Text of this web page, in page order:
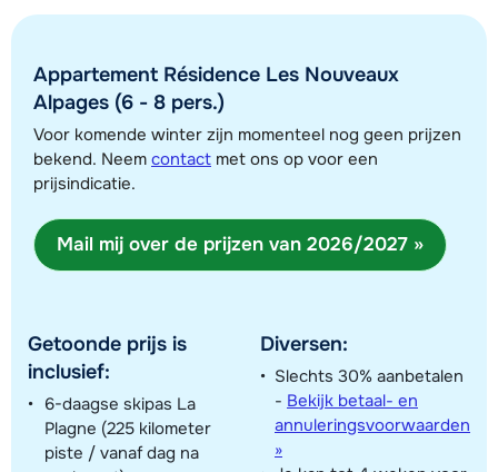
Toon alle accommodaties in dit gebied
Deze kaart geeft een indicatie van de ligging van onze accommodaties. De
Appartement Résidence Les Nouveaux
Alpages (6 - 8 pers.)
Voor komende winter zijn momenteel nog geen prijzen
bekend. Neem contact met ons op voor een
prijsindicatie.
Mail mij over de prijzen van 2026/2027 »
Getoonde prijs is
inclusief:
6-daagse skipas La
Plagne (225 kilometer
piste / vanaf dag na
Diversen:
Slechts 30% aanbetalen
- Bekijk betaal- en
annuleringsvoorwaarden
»